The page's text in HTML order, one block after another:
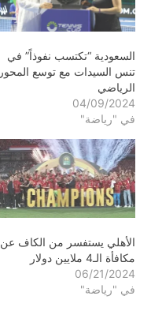
السعودية “تكتسب نفوذاً” في
تنس السيدات مع توسع المحور
الرياضي
04/09/2024
في "رياضة"
الأهلي يستفسر من الكاف عن
مكافأة الـ4 ملايين دولار
06/21/2024
في "رياضة"